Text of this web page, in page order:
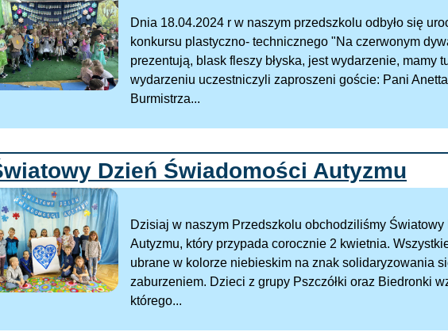
Dnia 18.04.2024 r w naszym przedszkolu odbyło się
konkursu plastyczno- technicznego "Na czerwonym
prezentują, blask fleszy błyska, jest wydarzenie, mamy
wydarzeniu uczestniczyli zaproszeni goście: Pani
Burmistrza...
Dzień Świadomości Autyzmu
Dzisiaj w naszym Przedszkolu obchodziliśmy
Autyzmu, który przypada corocznie 2 kwietnia.
ubrane w kolorze niebieskim na znak solidaryzowania
zaburzeniem. Dzieci z grupy Pszczółki oraz Biedronki
którego...